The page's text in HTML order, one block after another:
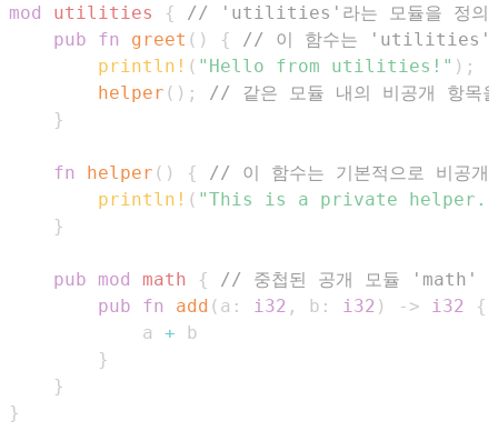
mod utilities {
// 'utilities'라는 모듈을 정의
pub
fn greet ( ) {
// 이 함수는 'utilities' 모
println! ( "Hello from utilities!" ) ;
helper ( ) ;
// 같은 모듈 내의 비공개 항목
}
fn helper ( ) {
// 이 함수는 기본적으로 비공개
println! ( "This is a private helper."
}
pub mod math {
// 중첩된 공개 모듈 'math'
pub
fn add ( a : i32 , b : i32 ) -> i32
{
            a
+
}
}
}